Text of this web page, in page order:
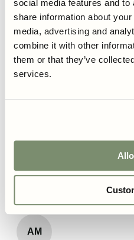
social media features and
share information about
media, advertising and
combine it with other
them or that they’ve
services.
Dahlia - Wine Eyed Jill
Rezensent hat keine
AM